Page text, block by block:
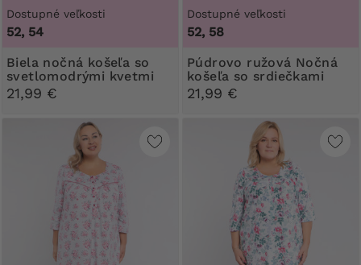
Dostupné veľkosti
52, 54
Biela nočná košeľa so
svetlomodrými kvetmi
21,99 €
Dostupné veľkosti
52, 58
Púdrovo ružová Nočná
košeľa so srdiečkami
21,99 €